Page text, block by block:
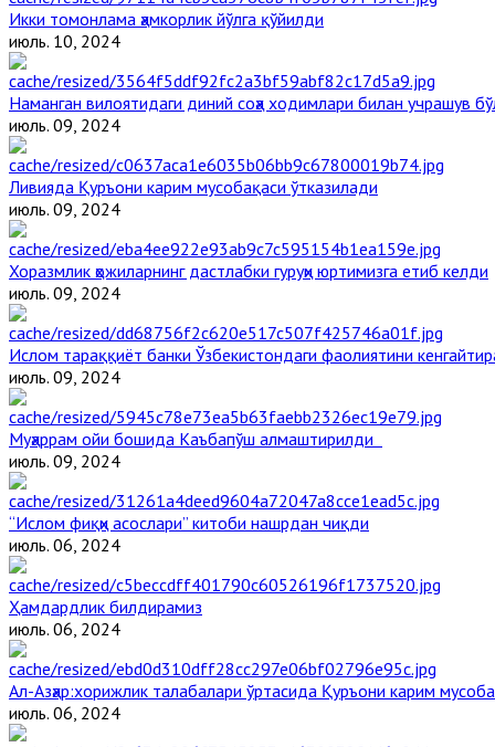
Икки томонлама ҳамкорлик йўлга қўйилди
июль. 10, 2024
Наманган вилоятидаги диний соҳа ходимлари билан учрашув
июль. 09, 2024
Ливияда Қуръони карим мусобақаси ўтказилади
июль. 09, 2024
Хоразмлик ҳожиларнинг дастлабки гуруҳи юртимизга етиб келди
июль. 09, 2024
Ислом тараққиёт банки Ўзбекистондаги фаолиятини
июль. 09, 2024
Муҳаррам ойи бошида Каъбапўш алмаштирилди
июль. 09, 2024
“Ислом фиқҳи асослари” китоби нашрдан чиқди
июль. 06, 2024
Ҳамдардлик билдирамиз
июль. 06, 2024
Aл-Aзҳар:хорижлик талабалари ўртасида Қуръони карим
июль. 06, 2024